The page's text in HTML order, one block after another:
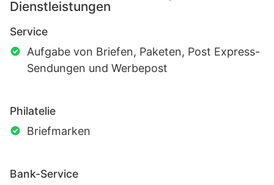
Dienstleistungen
Service
Aufgabe von Briefen, Paketen, Post Express-
Sendungen und Werbepost
Philatelie
Briefmarken
Bank-Service